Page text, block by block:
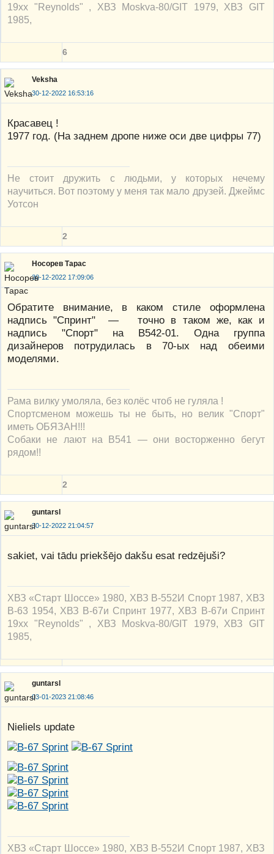
19xx "Reynolds" , ХВЗ Moskva-80/GIT 1979, ХВЗ GIT
1985,
6
Veksha
30-12-2022 16:53:16
Красавец !
1977 год. (На заднем дропе ниже оси две цифры 77)
Не стоит дружить с людьми, у которых нечему
научиться. Вот поэтому у меня так мало друзей. Джеймс
Уотсон
2
Носорев Тарас
30-12-2022 17:09:06
Обратите внимание, в каком стиле оформлена
надпись "Спринт" — точно в таком же, как и
надпись "Спорт" на В542-01. Одна группа
дизайнеров потрудилась в 70-ых над обеими
моделями.
Рама вилку умоляла, без колёс чтоб не гуляла !
Спортсменом можешь ты не быть, но велик "Спорт"
иметь ОБЯЗАН!!!
Собаки не лают на В541 — они восторженно бегут
рядом!!
2
guntarsl
30-12-2022 21:04:57
sakiet, vai tādu priekšējo dakšu esat redzējuši?
ХВЗ «Старт Шоссе» 1980, ХВЗ В-552И Спорт 1987, ХВЗ
В-63 1954, ХВЗ В-67и Спринт 1977, ХВЗ В-67и Спринт
19xx "Reynolds" , ХВЗ Moskva-80/GIT 1979, ХВЗ GIT
1985,
guntarsl
03-01-2023 21:08:46
Nieliels update
ХВЗ «Старт Шоссе» 1980, ХВЗ В-552И Спорт 1987, ХВЗ